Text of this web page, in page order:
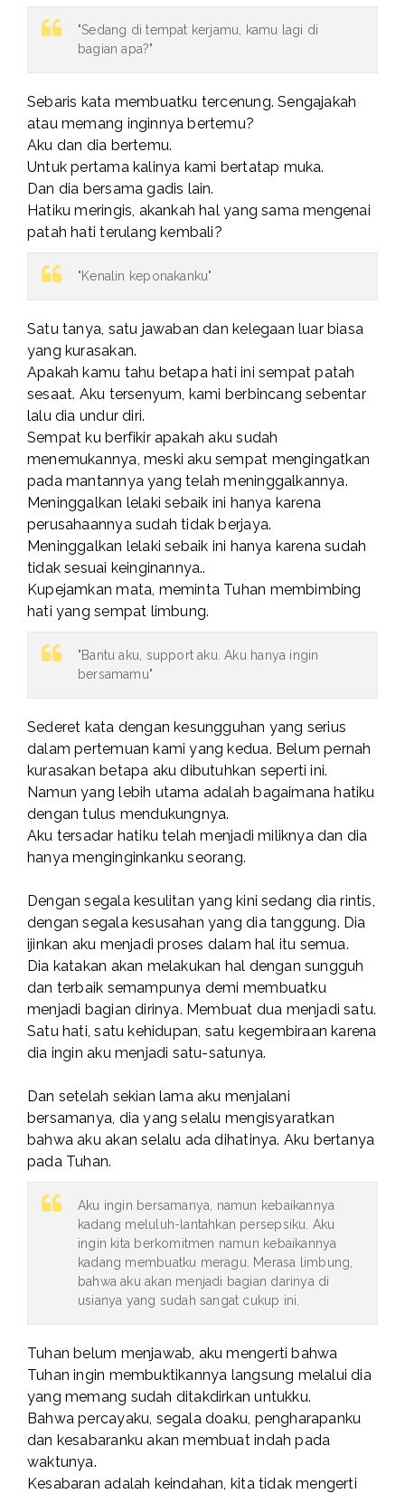
"Sedang di tempat kerjamu, kamu lagi di
bagian apa?"
Sebaris kata membuatku tercenung. Sengajakah
atau memang inginnya bertemu?
Aku dan dia bertemu.
Untuk pertama kalinya kami bertatap muka.
Dan dia bersama gadis lain.
Hatiku meringis, akankah hal yang sama mengenai
patah hati terulang kembali?
"Kenalin keponakanku"
Satu tanya, satu jawaban dan kelegaan luar biasa
yang kurasakan.
Apakah kamu tahu betapa hati ini sempat patah
sesaat. Aku tersenyum, kami berbincang sebentar
lalu dia undur diri.
Sempat ku berfikir apakah aku sudah
menemukannya, meski aku sempat mengingatkan
pada mantannya yang telah meninggalkannya.
Meninggalkan lelaki sebaik ini hanya karena
perusahaannya sudah tidak berjaya.
Meninggalkan lelaki sebaik ini hanya karena sudah
tidak sesuai keinginannya..
Kupejamkan mata, meminta Tuhan membimbing
hati yang sempat limbung.
"Bantu aku, support aku. Aku hanya ingin
bersamamu"
Sederet kata dengan kesungguhan yang serius
dalam pertemuan kami yang kedua. Belum pernah
kurasakan betapa aku dibutuhkan seperti ini.
Namun yang lebih utama adalah bagaimana hatiku
dengan tulus mendukungnya.
Aku tersadar hatiku telah menjadi miliknya dan dia
hanya menginginkanku seorang.
Dengan segala kesulitan yang kini sedang dia rintis,
dengan segala kesusahan yang dia tanggung. Dia
ijinkan aku menjadi proses dalam hal itu semua.
Dia katakan akan melakukan hal dengan sungguh
dan terbaik semampunya demi membuatku
menjadi bagian dirinya. Membuat dua menjadi satu.
Satu hati, satu kehidupan, satu kegembiraan karena
dia ingin aku menjadi satu-satunya.
Dan setelah sekian lama aku menjalani
bersamanya, dia yang selalu mengisyaratkan
bahwa aku akan selalu ada dihatinya. Aku bertanya
pada Tuhan.
Aku ingin bersamanya, namun kebaikannya
kadang meluluh-lantahkan persepsiku. Aku
ingin kita berkomitmen namun kebaikannya
kadang membuatku meragu. Merasa limbung,
bahwa aku akan menjadi bagian darinya di
usianya yang sudah sangat cukup ini.
Tuhan belum menjawab, aku mengerti bahwa
Tuhan ingin membuktikannya langsung melalui dia
yang memang sudah ditakdirkan untukku.
Bahwa percayaku, segala doaku, pengharapanku
dan kesabaranku akan membuat indah pada
waktunya.
Kesabaran adalah keindahan, kita tidak mengerti